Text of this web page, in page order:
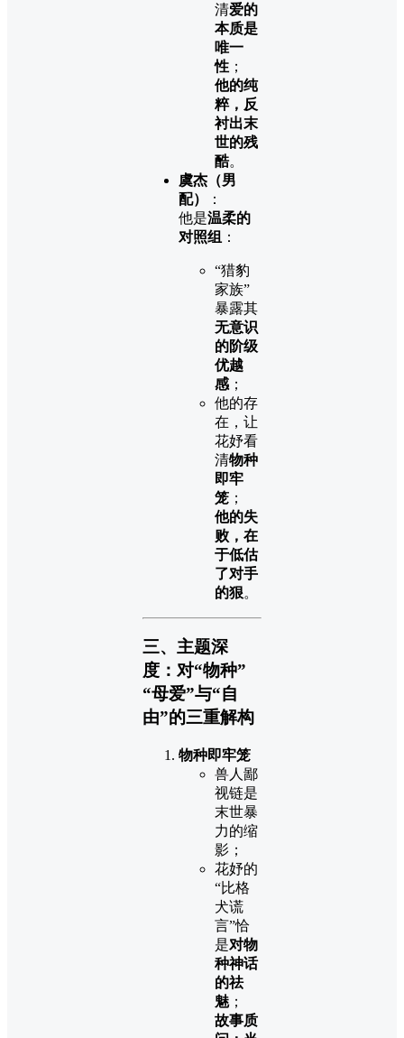
清爱的
本质是
唯一
性 ；
他的纯
粹，反
衬出末
世的残
酷。
虞杰（男
配）
：
他是温柔的
对照组 ：
“猎豹
家族”
暴露其
无意识
的阶级
优越
感 ；
他的存
在，让
花妤看
清物种
即牢
笼 ；
他的失
败，在
于低估
了对手
的狠。
三、主题深
度：对“物种”
“母爱”与“自
由”的三重解构
物种即牢笼
兽人鄙
视链是
末世暴
力的缩
影；
花妤的
“比格
犬谎
言”恰
是对物
种神话
的祛
魅；
故事质